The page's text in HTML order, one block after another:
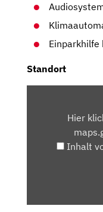
Einparkhilfe
Standort
Hier
Inhalt